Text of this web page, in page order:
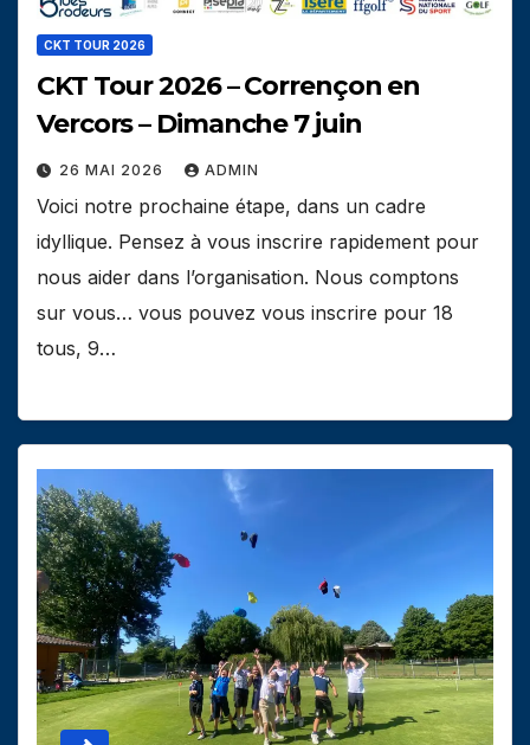
CKT TOUR 2026
CKT Tour 2026 – Corrençon en
Vercors – Dimanche 7 juin
26 MAI 2026 ADMIN
Voici notre prochaine étape, dans un cadre
idyllique. Pensez à vous inscrire rapidement pour
nous aider dans l’organisation. Nous comptons
sur vous… vous pouvez vous inscrire pour 18
tous, 9…